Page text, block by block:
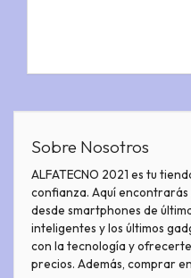
Sobre Nosotros
ALFATECNO 2021 es tu
confianza. Aquí
desde smartphones de
inteligentes y los últimos
con la tecnología y
precios. Además, comprar